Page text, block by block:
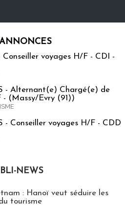
voyages H/F - CDI -
- Alternant(e) Chargé(e) de
- (Massy/Evry (91))
- Conseiller voyages H/F - CDD
NEWS
: Hanoï veut séduire les
tourisme